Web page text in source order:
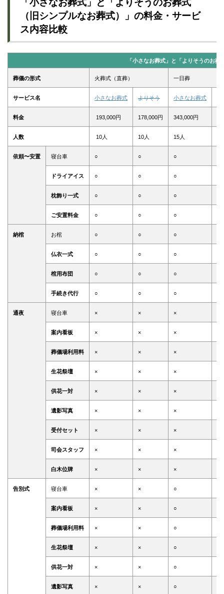
「小さなお葬式」と「よりそうのお葬式
（旧シンプルなお葬式）」の料金・サービ
ス内容比較
「小さなお葬式」と「よりそうのお葬
葬儀の形式 火葬式（直葬） 一日葬
サービス名 小さなお葬式 よりそう 小さなお葬式
料金 193,000円 178,000円 343,000円
人数 10人 10人 15人
依頼〜安置 寝台車 ○ ○ ○
ドライアイス ○ ○ ○
枕飾り一式 ○ ○ ○
ご安置料金 ○ ○ ○
納棺 お棺 ○ ○ ○
仏衣一式 ○ ○ ○
棺用布団 ○ ○ ○
手続き代行 ○ ○ ○
通夜 寝台車 × × ×
案内看板 × × ×
葬儀場利用料 × × ×
生花祭壇 × × ×
供花一対 × × ×
遺影写真 × × ×
受付セット × × ×
司会スタッフ × × ×
白木位牌 × × ×
告別式 寝台車 × × ○
案内看板 × × ○
葬儀場利用料 × × ○
生花祭壇 × × ○
供花一対 × × ○
遺影写真 × × ○